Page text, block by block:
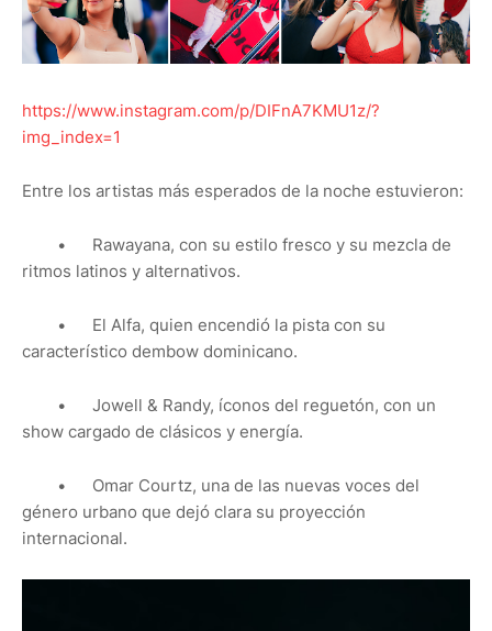
https://www.instagram.com/p/DIFnA7KMU1z/?
img_index=1
Entre los artistas más esperados de la noche estuvieron:
•
Rawayana, con su estilo fresco y su mezcla de
ritmos latinos y alternativos.
•
El Alfa, quien encendió la pista con su
característico dembow dominicano.
•
Jowell & Randy, íconos del reguetón, con un
show cargado de clásicos y energía.
•
Omar Courtz, una de las nuevas voces del
género urbano que dejó clara su proyección
internacional.